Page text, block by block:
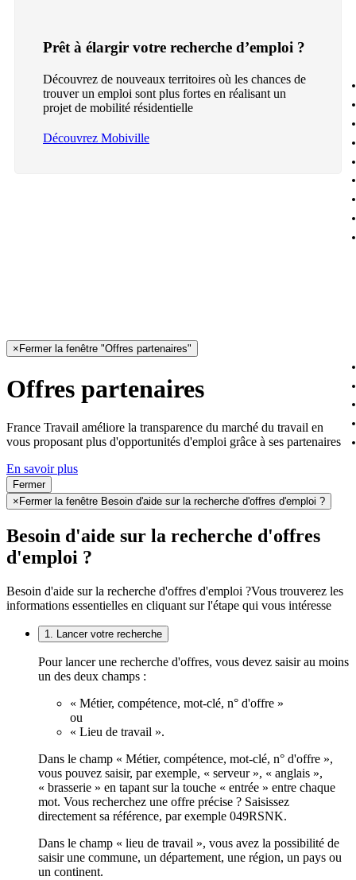
Prêt à élargir votre recherche d’emploi ?
Découvrez de nouveaux territoires où les chances de
trouver un emploi sont plus fortes en réalisant un
projet de mobilité résidentielle
Découvrez Mobiville
× Fermer la fenêtre "Offres partenaires"
Offres partenaires
France Travail améliore la transparence du marché du travail en
vous proposant plus d'opportunités d'emploi grâce à ses partenaires
En savoir plus
Fermer
× Fermer la fenêtre Besoin d'aide sur la recherche d'offres d'emploi ?
Besoin d'aide sur la recherche d'offres
d'emploi ?
Besoin d'aide sur la recherche d'offres d'emploi ?Vous trouverez les
informations essentielles en cliquant sur l'étape qui vous intéresse
1. Lancer votre recherche
Pour lancer une recherche d'offres, vous devez saisir au moins
un des deux champs :
« Métier, compétence, mot-clé, n° d'offre »
ou
« Lieu de travail ».
Dans le champ « Métier, compétence, mot-clé, n° d'offre »,
vous pouvez saisir, par exemple, « serveur », « anglais »,
« brasserie » en tapant sur la touche « entrée » entre chaque
mot. Vous recherchez une offre précise ? Saisissez
directement sa référence, par exemple 049RSNK.
Dans le champ « lieu de travail », vous avez la possibilité de
saisir une commune, un département, une région, un pays ou
un continent.